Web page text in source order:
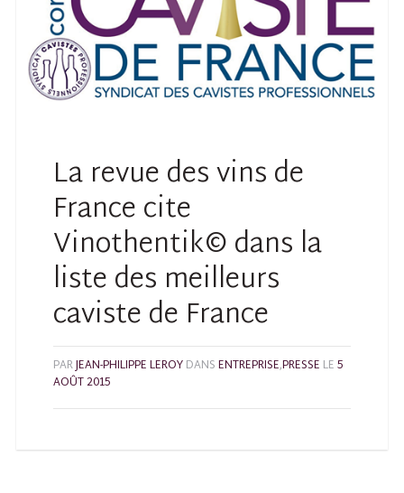
La revue des vins de
France cite
Vinothentik© dans la
liste des meilleurs
caviste de France
PARJEAN-PHILIPPE LEROYDANSENTREPRISE,PRESSE LE5
AOÛT 2015